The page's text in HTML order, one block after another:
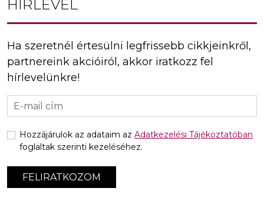
HÍRLEVÉL
Ha szeretnél értesülni legfrissebb cikkjeinkről,
partnereink akcióiról, akkor iratkozz fel
hírlevelünkre!
FELIRATKOZOM
Hozzájárulok az adataim az Adatkezelési Tájékoztatóban
foglaltak szerinti kezeléséhez.